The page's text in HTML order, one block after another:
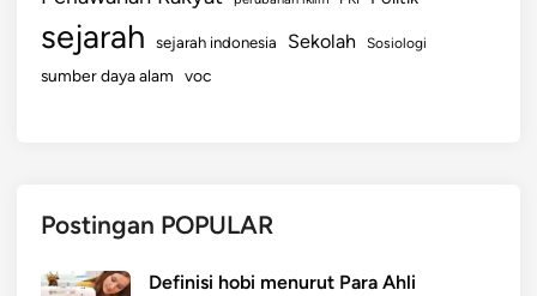
sejarah sejarah indonesia Sekolah Sosiologi
sumber daya alam voc
Postingan POPULAR
Definisi hobi menurut Para Ahli